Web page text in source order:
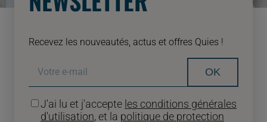
Recevez les nouveautés, actus et offres Quies !
OK
J'ai lu et j'accepte les conditions générales
d'utilisation, et la politique de protection